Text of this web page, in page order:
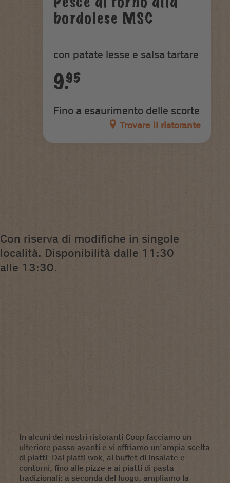
bordolese MSC
con patate lesse e salsa tartare
9.95
Fino a esaurimento delle scorte
Trovare il ristorante
Con riserva di modifiche in singole
località. Disponibilità dalle 11:30
alle 13:30.
In alcuni dei nostri ristoranti Coop facciamo un
ulteriore passo avanti e vi offriamo un'ampia scelta
di piatti. Dai piatti wok, al buffet di insalate e
contorni, fino alle pizze e ai piatti di pasta
tradizionali: a seconda del luogo, ampliamo la